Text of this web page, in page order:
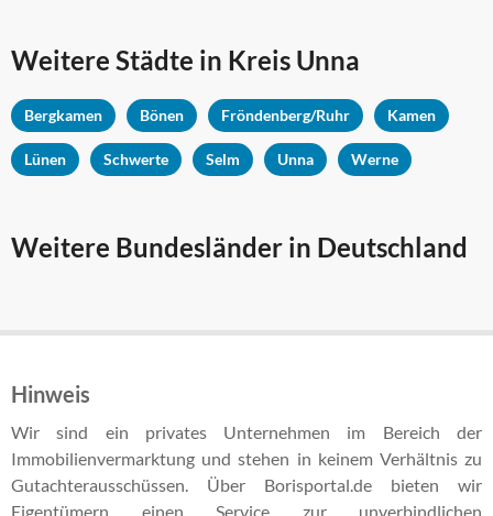
Weitere Städte in Kreis Unna
Bergkamen Bönen Fröndenberg/Ruhr Kamen
Lünen Schwerte Selm Unna Werne
Weitere Bundesländer in Deutschland
Hinweis
Wir sind ein privates Unternehmen im Bereich der
Immobilienvermarktung und stehen in keinem Verhältnis zu
Gutachterausschüssen. Über Borisportal.de bieten wir
Eigentümern einen Service zur unverbindlichen